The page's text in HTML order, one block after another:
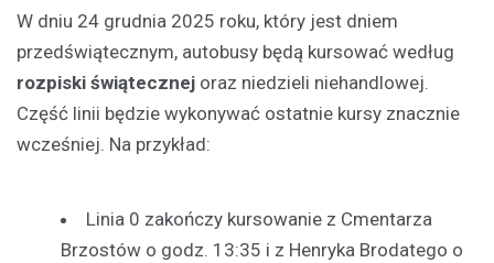
W dniu 24 grudnia 2025 roku, który jest dniem
przedświątecznym, autobusy będą kursować według
rozpiski świątecznej oraz niedzieli niehandlowej.
Część linii będzie wykonywać ostatnie kursy znacznie
wcześniej. Na przykład:
Linia 0 zakończy kursowanie z Cmentarza
Brzostów o godz. 13:35 i z Henryka Brodatego o